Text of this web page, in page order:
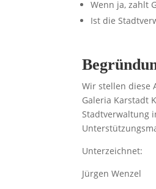
Wenn ja, zahlt
Ist die
Wir stellen diese
Galeria Karstadt
Stadtverwaltung
Unterzeichnet:
Jürgen Wenzel